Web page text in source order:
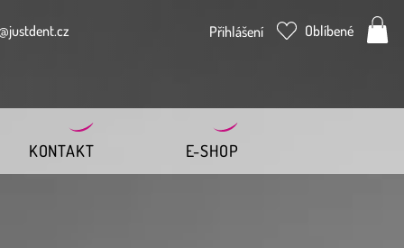
Přihlášení Oblíbené
KONTAKT E-SHOP